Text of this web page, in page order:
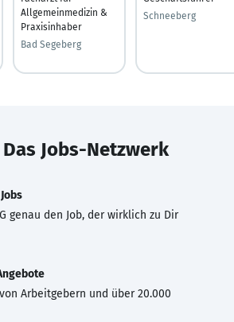
Allgemeinmedizin &
Praxisinhaber
Bad Segeberg
Schneeberg
Das Jobs-Netzwerk
genau den Job, der wirklich zu Dir
Arbeitgebern und über 20.000